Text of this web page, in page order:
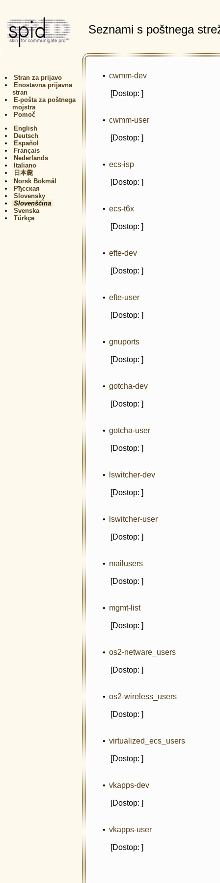
Seznami s poštnega
Stran za prijavo
Enostavna prijavna
stran
E-pošta za poštnega
mojstra
Pomoč
English
Deutsch
Español
Français
Nederlands
Italiano
日本麊
Norsk Bokmål
Рђсская
Slovensky
Slovenščina
Svenska
Türkçe
• cwmm-dev
[Dostop: ]
• cwmm-user
[Dostop: ]
• ecs-isp
[Dostop: ]
• ecs-t6x
[Dostop: ]
• efte-dev
[Dostop: ]
• efte-user
[Dostop: ]
• gnuports
[Dostop: ]
• gotcha-dev
[Dostop: ]
• gotcha-user
[Dostop: ]
• lswitcher-dev
[Dostop: ]
• lswitcher-user
[Dostop: ]
• mailusers
[Dostop: ]
• mgmt-list
[Dostop: ]
• os2-netware_users
[Dostop: ]
• os2-wireless_users
[Dostop: ]
• virtualized_ecs_users
[Dostop: ]
• vkapps-dev
[Dostop: ]
• vkapps-user
[Dostop: ]